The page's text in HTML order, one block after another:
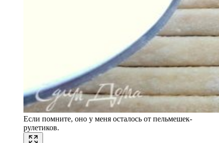
Если помните, оно у меня осталось от пельмешек-
рулетиков.